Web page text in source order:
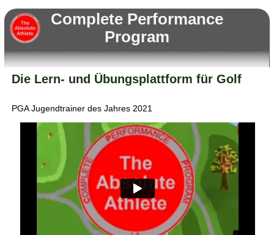
Complete Performance
Program
Die Lern- und Übungsplattform für Golf
PGA Jugendtrainer des Jahres 2021